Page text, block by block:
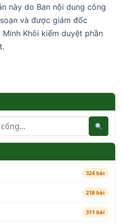
này do Ban nội dung công
và được giám đốc
Minh Khôi kiểm duyệt phần
324 bài
218 bài
311 bài